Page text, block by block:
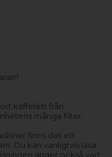
kaffefett från
många filter.
finns det ett
Du kan vanligtvis läsa
anger också vart